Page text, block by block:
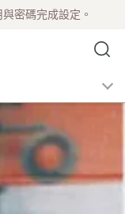
密碼完成設定。